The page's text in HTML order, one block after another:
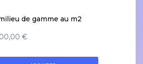
de gamme au m2
€